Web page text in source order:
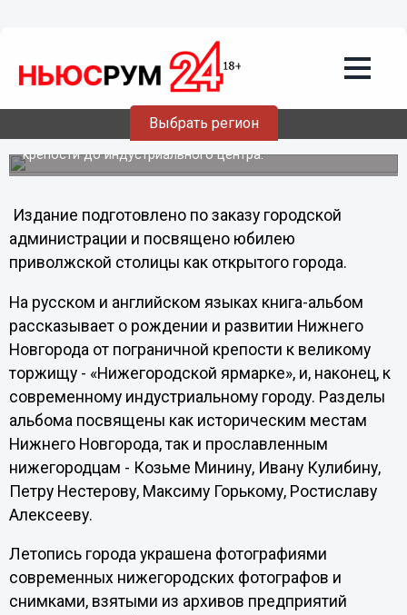
Выбрать регион
Сегодня презентуют книгу,
посвященную Нижнему Новгороду
На русском и английском языках книга-альбом
рассказывает о развитии города от пограничной
крепости до индустриального центра.
Издание подготовлено по заказу городской
администрации и посвящено юбилею
приволжской столицы как открытого города.
На русском и английском языках книга-альбом
рассказывает о рождении и развитии Нижнего
Новгорода от пограничной крепости к великому
торжищу - «Нижегородской ярмарке», и, наконец, к
современному индустриальному городу. Разделы
альбома посвящены как историческим местам
Нижнего Новгорода, так и прославленным
нижегородцам - Козьме Минину, Ивану Кулибину,
Петру Нестерову, Максиму Горькому, Ростиславу
Алексееву.
Летопись города украшена фотографиями
современных нижегородских фотографов и
снимками, взятыми из архивов предприятий